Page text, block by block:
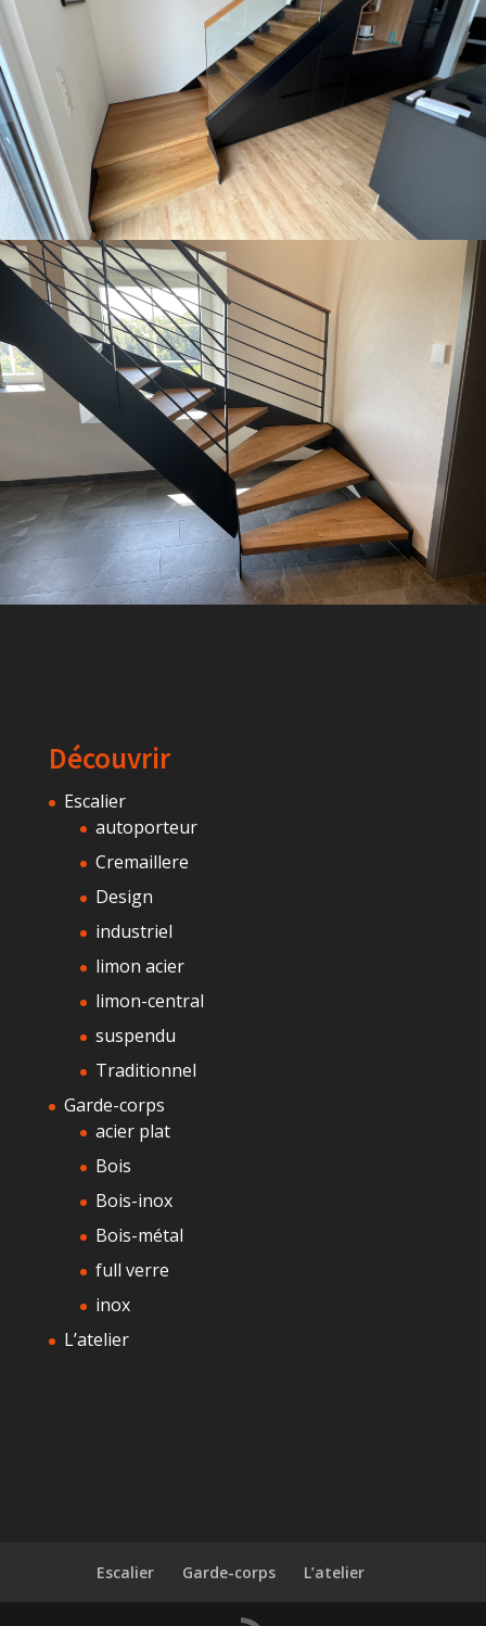
Découvrir
Escalier
autoporteur
Cremaillere
Design
industriel
limon acier
limon-central
suspendu
Traditionnel
Garde-corps
acier plat
Bois
Bois-inox
Bois-métal
full verre
inox
L’atelier
Escalier Garde-corps L’atelier